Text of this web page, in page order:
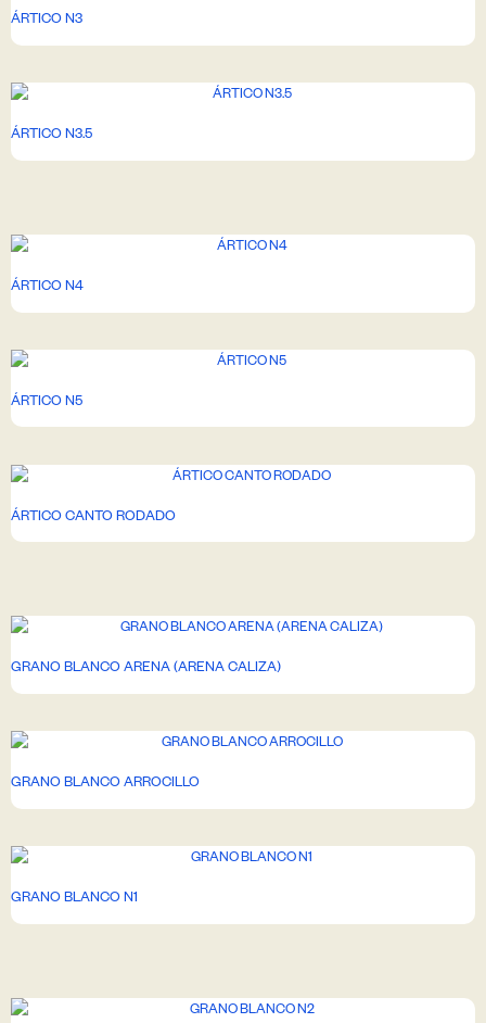
ÁRTICO N3
ÁRTICO N3.5
ÁRTICO N4
ÁRTICO N5
ÁRTICO CANTO RODADO
GRANO BLANCO ARENA (ARENA CALIZA)
GRANO BLANCO ARROCILLO
GRANO BLANCO N1